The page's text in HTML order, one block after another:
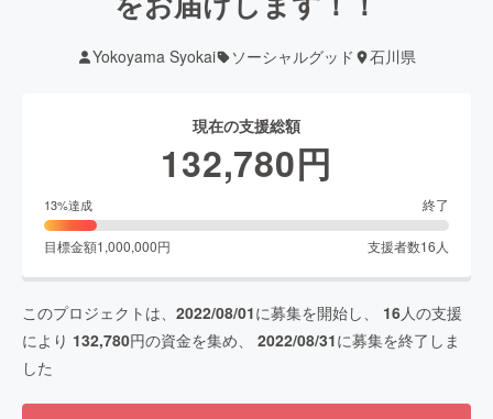
Yokoyama Syokai ソーシャルグッド 石川県
現在の支援総額
132,780円
13%達成 終了
目標金額1,000,000円 支援者数16 人
このプロジェクトは、 2022/08/01に募集を開始し、 16人の支援
により 132,780円の資金を集め、 2022/08/31に募集を終了しま
した